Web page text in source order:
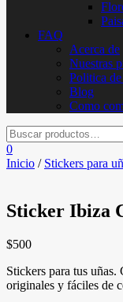
FAQ
Acerca de
Nuestras
Politica
Blog
Como
0
Inicio / Stickers para
Sticker Ibiza
$500
Stickers para tus uñas.
originales y fáciles de